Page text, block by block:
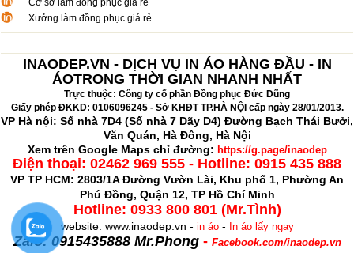
Cơ sở làm đồng phục giá rẻ
Xưởng làm đồng phục giá rẻ
INAODEP.VN - DỊCH VỤ IN ÁO HÀNG ĐẦU - IN
ÁOTRONG THỜI GIAN NHANH NHẤT
Trực thuộc: Công ty cổ phần Đồng phục Đức Dũng
Giấy phép ĐKKD: 0106096245 - Sở KHĐT TP.HÀ NỘI cấp ngày 28/01/2013.
VP Hà nội: Số nhà 7D4 (Số nhà 7 Dãy D4) Đường Bạch Thái Bưởi,
Văn Quán, Hà Đông, Hà Nội
Xem trên Google Maps chỉ đường: https://g.page/inaodep
Điện thoại: 02462 969 555 - Hotline: 0915 435 888
VP TP HCM: 2803/1A Đường Vườn Lài, Khu phố 1, Phường An
Phú Đồng, Quận 12, TP Hồ Chí Minh
Hotline: 0933 800 801 (Mr.Tình)
website: www.inaodep.vn - in áo- In áo lấy ngay
Zalo: 0915435888 Mr.Phong- Facebook.com/inaodep.vn